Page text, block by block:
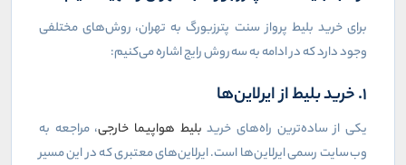
برای خرید بلیط پرواز سنت پترزبورگ به تهران، روش‌های مختلفی
وجود دارد که در ادامه به سه روش رایج اشاره می‌کنیم:
۱. خرید بلیط از ایرلاین‌ها
یکی از ساده‌ترین راه‌های خرید بلیط هواپیما خارجی، مراجعه به
وب‌سایت رسمی ایرلاین‌ها است. ایرلاین‌های معتبری که در این مسیر